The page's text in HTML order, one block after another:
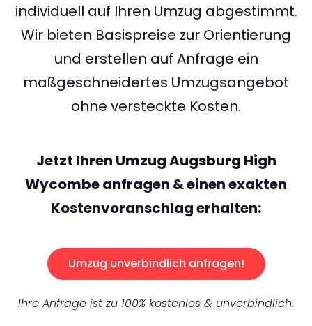
individuell auf Ihren Umzug abgestimmt.
Wir bieten Basispreise zur Orientierung
und erstellen auf Anfrage ein
maßgeschneidertes Umzugsangebot
ohne versteckte Kosten.
Jetzt Ihren Umzug Augsburg High
Wycombe anfragen & einen exakten
Kostenvoranschlag erhalten:
Umzug unverbindlich anfragen!
Ihre Anfrage ist zu 100% kostenlos & unverbindlich.